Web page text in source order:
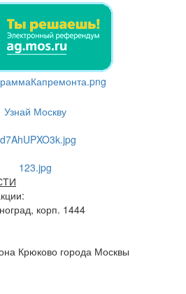
корп. 1444
Крюково города Москвы